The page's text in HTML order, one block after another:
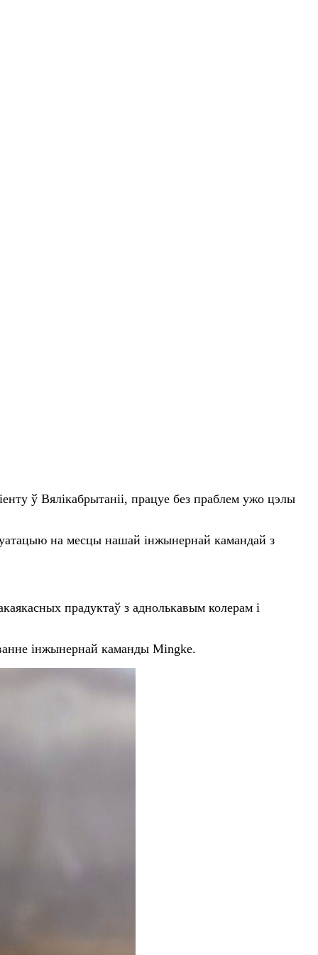
ў Вялікабрытаніі, працуе без праблем ужо цэлы
на месцы нашай інжынернай камандай з
прадуктаў з аднолькавым колерам і
інжынернай каманды Mingke.